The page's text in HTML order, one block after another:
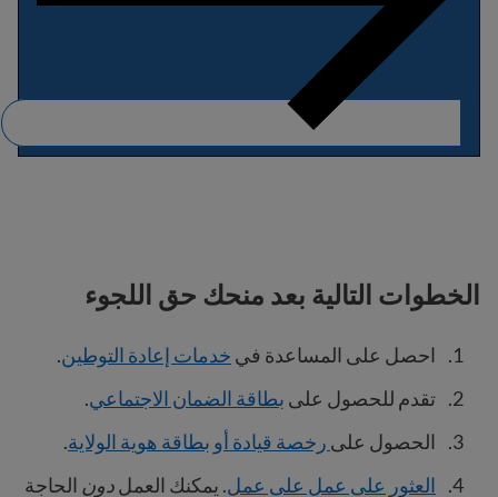
الخطوات التالية بعد منحك حق اللجوء
احصل على المساعدة في خدمات إعادة التوطين.
تقدم للحصول على بطاقة الضمان الاجتماعي.
الحصول على رخصة قيادة أو بطاقة هوية الولاية.
العثور على عمل على عمل. يمكنك العملدون الحاجة